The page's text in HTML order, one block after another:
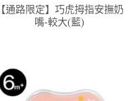
【通路限定】巧虎拇指安撫奶
嘴-較大(藍)